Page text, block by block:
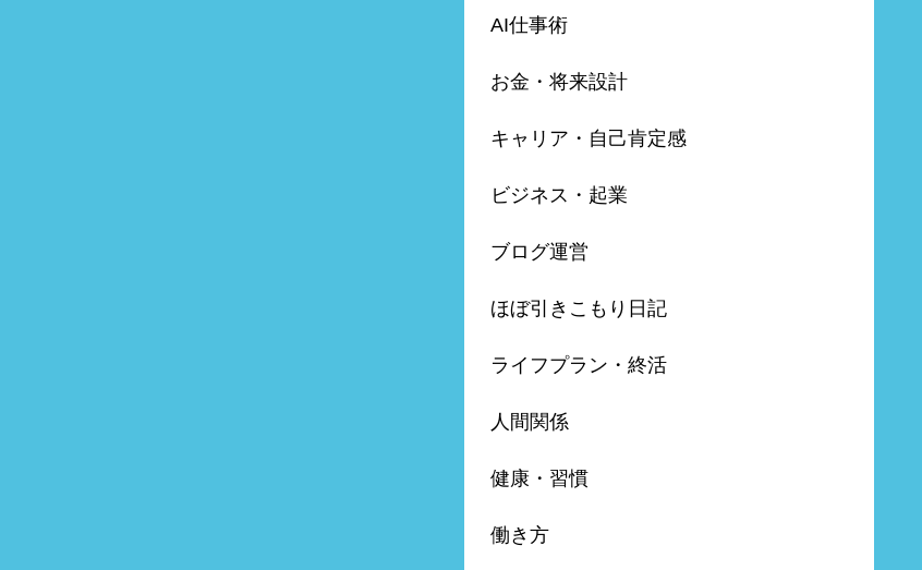
AI仕事術
お金・将来設計
キャリア・自己肯定感
ビジネス・起業
ブログ運営
ほぼ引きこもり日記
ライフプラン・終活
人間関係
健康・習慣
働き方